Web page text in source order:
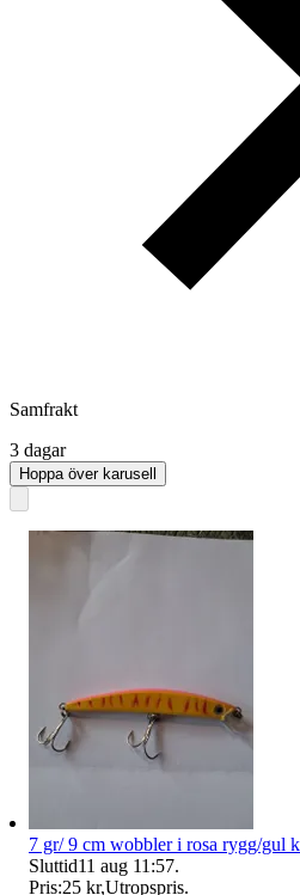
Samfrakt
3 dagar
Hoppa över karusell
7 gr/ 9 cm wobbler i rosa rygg/gul
Sluttid11 aug 11:57.
Pris:25 kr,Utropspris.